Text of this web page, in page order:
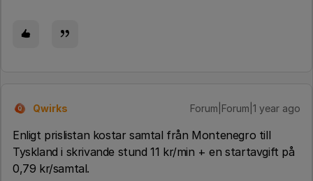
Q Qwirks Forum|Forum|1 year ago
Enligt prislistan kostar samtal från Montenegro till
Tyskland i skrivande stund 11 kr/min + en startavgift på
0,79 kr/samtal.